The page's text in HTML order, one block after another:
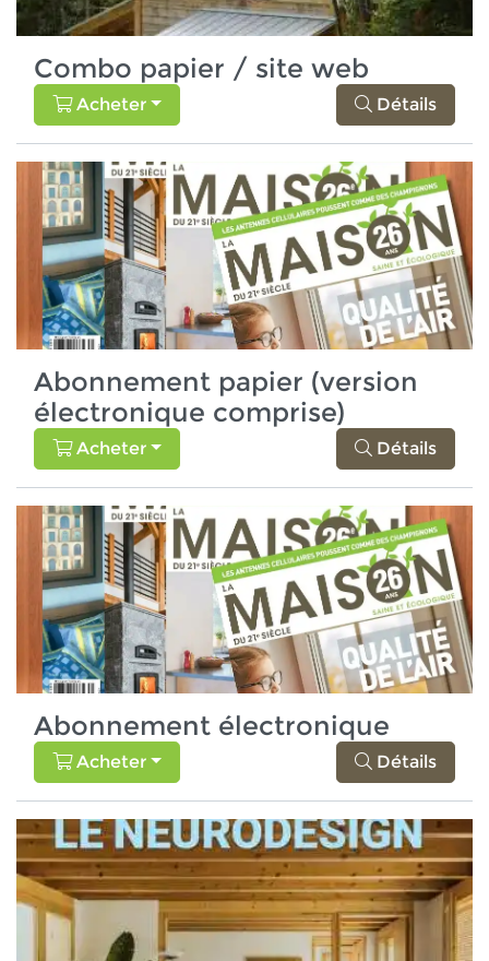
Combo papier / site web
Acheter Détails
Abonnement papier (version
électronique comprise)
Acheter Détails
Abonnement électronique
Acheter Détails